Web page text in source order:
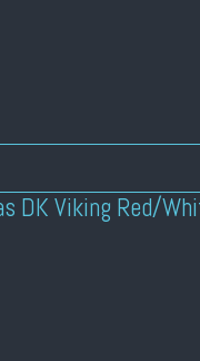
DK Viking Red/